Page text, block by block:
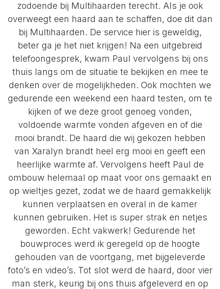
zodoende bij Multihaarden terecht. Als je ook
overweegt een haard aan te schaffen, doe dit dan
bij Multihaarden. De service hier is geweldig,
beter ga je het niet krijgen! Na een uitgebreid
telefoongesprek, kwam Paul vervolgens bij ons
thuis langs om de situatie te bekijken en mee te
denken over de mogelijkheden. Ook mochten we
gedurende een weekend een haard testen, om te
kijken of we deze groot genoeg vonden,
voldoende warmte vonden afgeven en of die
mooi brandt. De haard die wij gekozen hebben
van Xaralyn brandt heel erg mooi en geeft een
heerlijke warmte af. Vervolgens heeft Paul de
ombouw helemaal op maat voor ons gemaakt en
op wieltjes gezet, zodat we de haard gemakkelijk
kunnen verplaatsen en overal in de kamer
kunnen gebruiken. Het is super strak en netjes
geworden. Echt vakwerk! Gedurende het
bouwproces werd ik geregeld op de hoogte
gehouden van de voortgang, met bijgeleverde
foto’s en video’s. Tot slot werd de haard, door vier
man sterk, keurig bij ons thuis afgeleverd en op